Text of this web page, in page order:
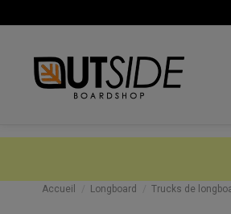
Accueil Longboard Trucks de